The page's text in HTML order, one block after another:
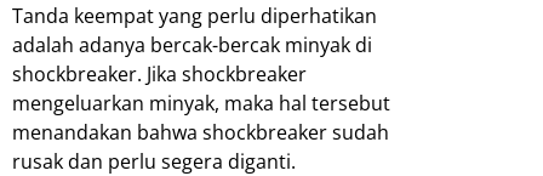
Tanda keempat yang perlu diperhatikan
adalah adanya bercak-bercak minyak di
shockbreaker. Jika shockbreaker
mengeluarkan minyak, maka hal tersebut
menandakan bahwa shockbreaker sudah
rusak dan perlu segera diganti.